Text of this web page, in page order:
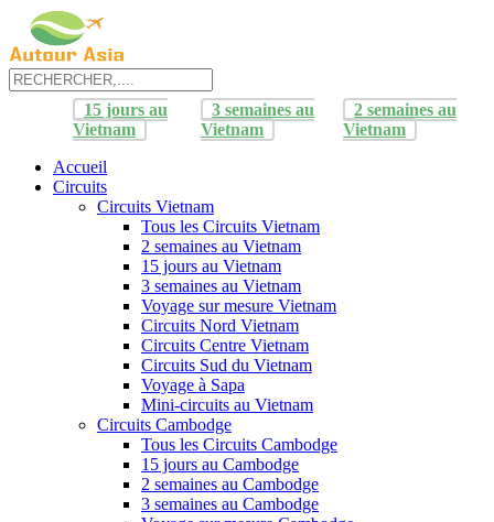
15 jours au
Vietnam
3 semaines au
Vietnam
2 semaines au
Vietnam
Accueil
Circuits
Circuits Vietnam
Tous les Circuits Vietnam
2 semaines au Vietnam
15 jours au Vietnam
3 semaines au Vietnam
Voyage sur mesure Vietnam
Circuits Nord Vietnam
Circuits Centre Vietnam
Circuits Sud du Vietnam
Voyage à Sapa
Mini-circuits au Vietnam
Circuits Cambodge
Tous les Circuits Cambodge
15 jours au Cambodge
2 semaines au Cambodge
3 semaines au Cambodge